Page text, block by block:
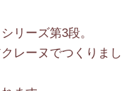
リーズ第3段。
レーヌでつくりまし